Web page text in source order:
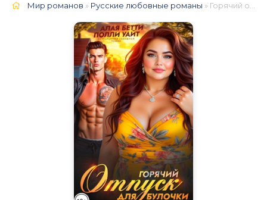
Мир романов » Русские любовные романы » Горячий отпуск для булочки